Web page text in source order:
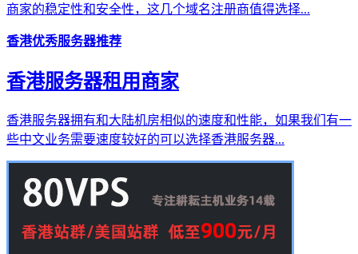
商家的稳定性和安全性，这几个域名注册商值得选择...
香港优秀服务器推荐
香港服务器租用商家
香港服务器拥有和大陆机房相似的速度和性能，如果我们有一
些中文业务需要速度较好的可以选择香港服务器...